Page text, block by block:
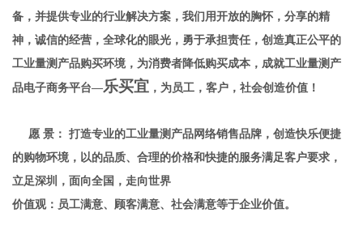
备，并提供专业的行业解决方案，我们用开放的胸怀，分享的精
神，诚信的经营，全球化的眼光，勇于承担责任，创造真正公平的
工业量测产品购买环境，为消费者降低购买成本，成就工业量测产
品电子商务平台—乐买宜 ，为员工，客户，社会创造价值！
愿 景：
打造专业的工业量测产品网络销售品牌，创造快乐便捷
的购物环境，以的品质、合理的价格和快捷的服务满足客户要求，
立足深圳，面向全国，走向世界
价值观：员工满意、顾客满意、社会满意等于企业价值。